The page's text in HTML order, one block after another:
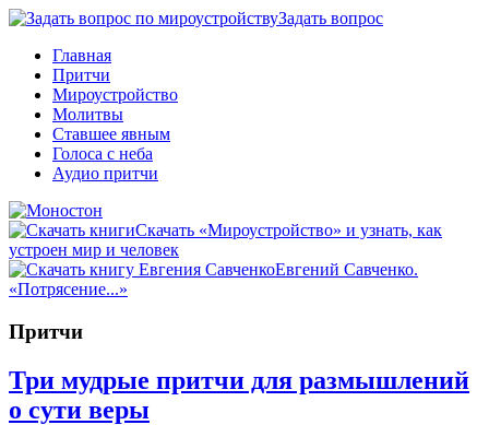
Задать вопрос
Главная
Притчи
Мироустройство
Молитвы
Ставшее явным
Голоса с неба
Аудио притчи
Скачать «Мироустройство» и узнать, как
устроен мир и человек
Евгений Савченко.
«Потрясение...»
Притчи
Три мудрые притчи для размышлений
о сути веры